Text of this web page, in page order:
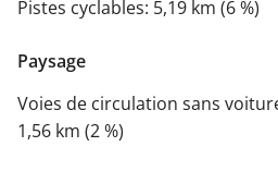
Pistes cyclables: 5,19 km (6 %)
Paysage
Voies de circulation sans
1,56 km (2 %)